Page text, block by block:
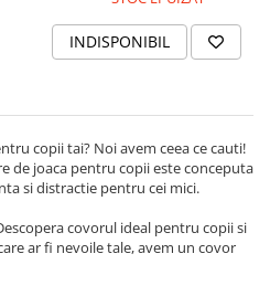
INDISPONIBIL
copii tai? Noi avem ceea ce cauti!
de joaca pentru copii este conceputa
si distractie pentru cei mici.
covorul ideal pentru copii si
ar fi nevoile tale, avem un covor